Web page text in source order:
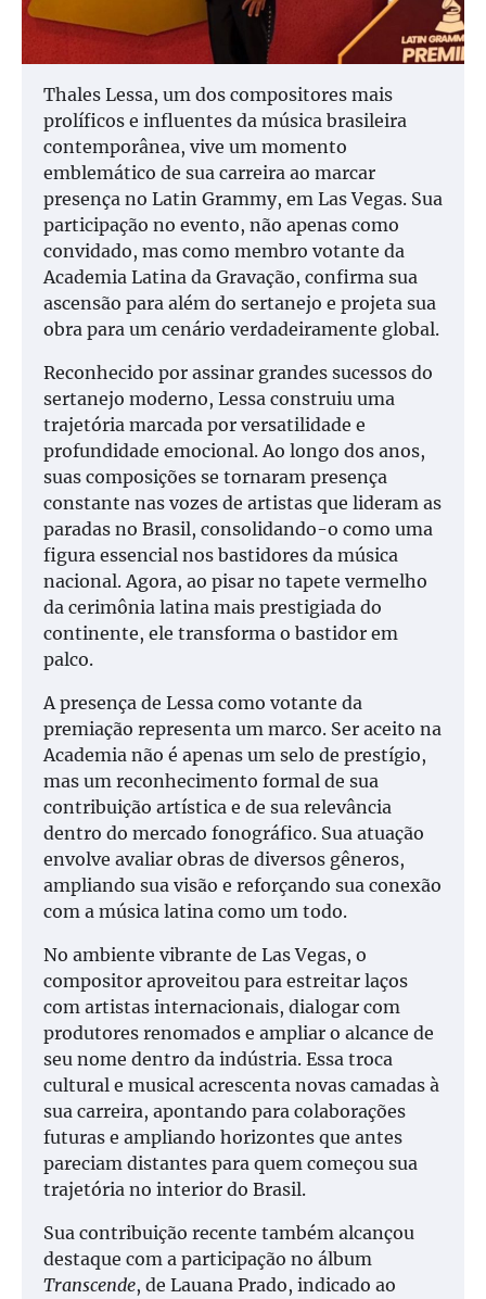
Thales Lessa, um dos compositores mais
prolíficos e influentes da música brasileira
contemporânea, vive um momento
emblemático de sua carreira ao marcar
presença no Latin Grammy, em Las Vegas. Sua
participação no evento, não apenas como
convidado, mas como membro votante da
Academia Latina da Gravação, confirma sua
ascensão para além do sertanejo e projeta sua
obra para um cenário verdadeiramente global.
Reconhecido por assinar grandes sucessos do
sertanejo moderno, Lessa construiu uma
trajetória marcada por versatilidade e
profundidade emocional. Ao longo dos anos,
suas composições se tornaram presença
constante nas vozes de artistas que lideram as
paradas no Brasil, consolidando-o como uma
figura essencial nos bastidores da música
nacional. Agora, ao pisar no tapete vermelho
da cerimônia latina mais prestigiada do
continente, ele transforma o bastidor em
palco.
A presença de Lessa como votante da
premiação representa um marco. Ser aceito na
Academia não é apenas um selo de prestígio,
mas um reconhecimento formal de sua
contribuição artística e de sua relevância
dentro do mercado fonográfico. Sua atuação
envolve avaliar obras de diversos gêneros,
ampliando sua visão e reforçando sua conexão
com a música latina como um todo.
No ambiente vibrante de Las Vegas, o
compositor aproveitou para estreitar laços
com artistas internacionais, dialogar com
produtores renomados e ampliar o alcance de
seu nome dentro da indústria. Essa troca
cultural e musical acrescenta novas camadas à
sua carreira, apontando para colaborações
futuras e ampliando horizontes que antes
pareciam distantes para quem começou sua
trajetória no interior do Brasil.
Sua contribuição recente também alcançou
destaque com a participação no álbum
Transcende, de Lauana Prado, indicado ao